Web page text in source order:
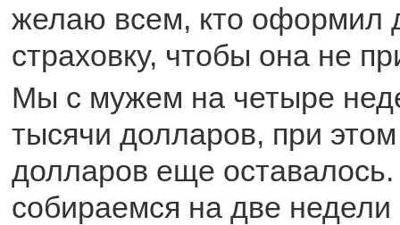
желаю всем, кто оформил
страховку, чтобы она не
Мы с мужем на четыре
тысячи долларов, при
долларов еще
собираемся на две